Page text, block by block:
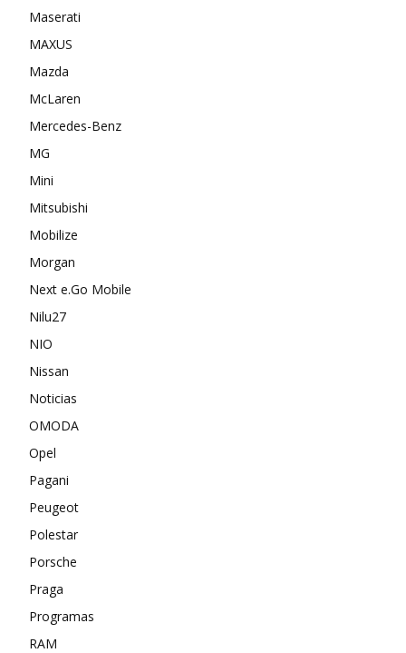
Maserati
MAXUS
Mazda
McLaren
Mercedes-Benz
MG
Mini
Mitsubishi
Mobilize
Morgan
Next e.Go Mobile
Nilu27
NIO
Nissan
Noticias
OMODA
Opel
Pagani
Peugeot
Polestar
Porsche
Praga
Programas
RAM